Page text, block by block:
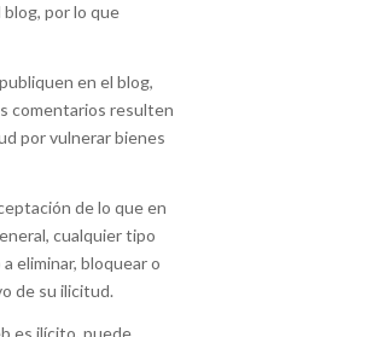
por lo que
en el blog,
comentarios resulten
por vulnerar bienes
de lo que en
cualquier tipo
eliminar, bloquear o
de su ilicitud.
es ilícito, puede